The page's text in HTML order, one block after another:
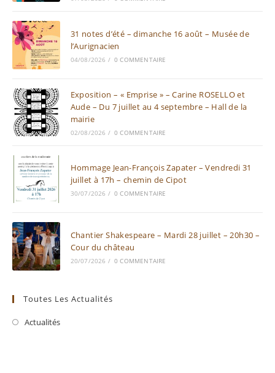
31 notes d’été – dimanche 16 août – Musée de
l’Aurignacien
04/08/2026 / 0 COMMENTAIRE
Exposition – « Emprise » – Carine ROSELLO et
Aude – Du 7 juillet au 4 septembre – Hall de la
mairie
02/08/2026 / 0 COMMENTAIRE
Hommage Jean-François Zapater – Vendredi 31
juillet à 17h – chemin de Cipot
30/07/2026 / 0 COMMENTAIRE
Chantier Shakespeare – Mardi 28 juillet – 20h30 –
Cour du château
20/07/2026 / 0 COMMENTAIRE
Toutes Les Actualités
Actualités